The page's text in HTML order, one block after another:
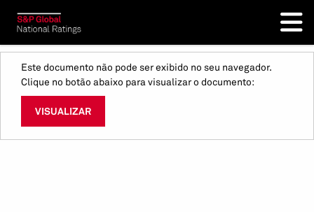
Este documento não pode ser exibido no seu navegador.
Clique no botão abaixo para visualizar o documento:
VISUALIZAR